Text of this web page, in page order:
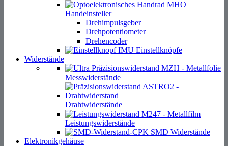
Handeinsteller
Drehimpulsgeber
Drehpotentiometer
Drehencoder
Einstellknöpfe
Widerstände
Messwiderstände
Drahtwiderstände
Leistungswiderstände
SMD Widerstände
Elektronikgehäuse